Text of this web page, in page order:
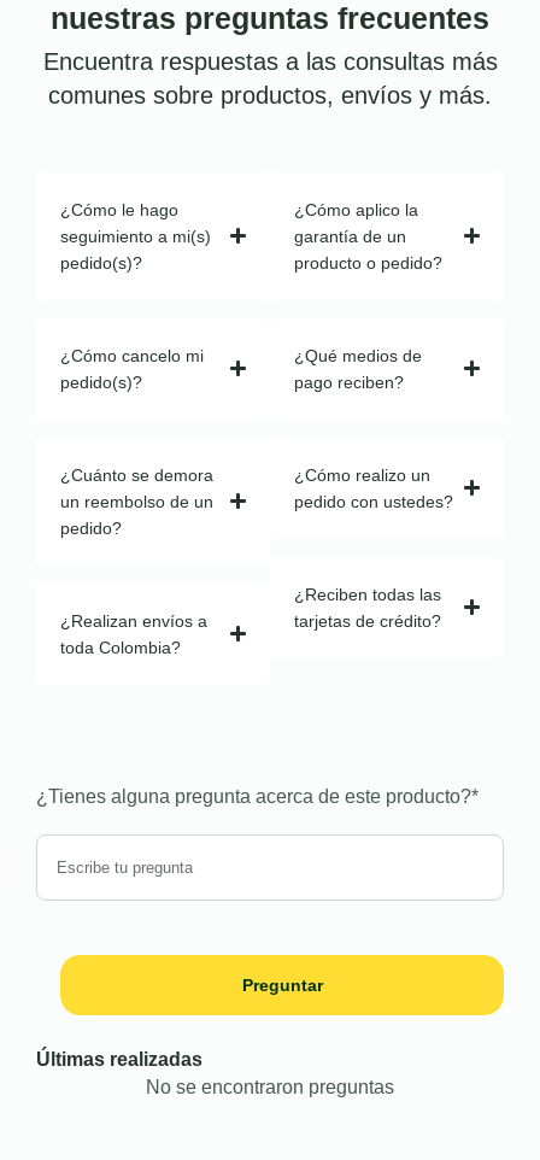
nuestras preguntas frecuentes
Encuentra respuestas a las consultas más
comunes sobre productos, envíos y más.
¿Cómo le hago
seguimiento a mi(s)
pedido(s)?
¿Cómo cancelo mi
pedido(s)?
¿Cuánto se demora
un reembolso de un
pedido?
¿Realizan envíos a
toda Colombia?
¿Cómo aplico la
garantía de un
producto o pedido?
¿Qué medios de
pago reciben?
¿Cómo realizo un
pedido con ustedes?
¿Reciben todas las
tarjetas de crédito?
¿Tienes alguna pregunta acerca de este producto?*
Preguntar
Últimas realizadas
No se encontraron preguntas